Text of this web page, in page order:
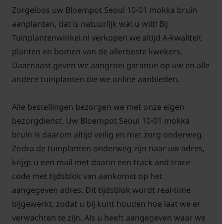
Zorgeloos uw Bloempot Seoul 10-01 mokka bruin
aanplanten, dat is natuurlijk wat u wilt! Bij
Tuinplantenwinkel.nl verkopen we altijd A-kwaliteit
planten en bomen van de allerbeste kwekers.
Daarnaast geven we aangroei garantie op uw en alle
andere tuinplanten die we online aanbieden.
Alle bestellingen bezorgen we met onze eigen
bezorgdienst. Uw Bloempot Seoul 10-01 mokka
bruin is daarom altijd veilig en met zorg onderweg.
Zodra de tuinplanten onderweg zijn naar uw adres,
krijgt u een mail met daarin een track and trace
code met tijdsblok van aankomst op het
aangegeven adres. Dit tijdsblok wordt real-time
bijgewerkt, zodat u bij kunt houden hoe laat we er
verwachten te zijn. Als u heeft aangegeven waar we